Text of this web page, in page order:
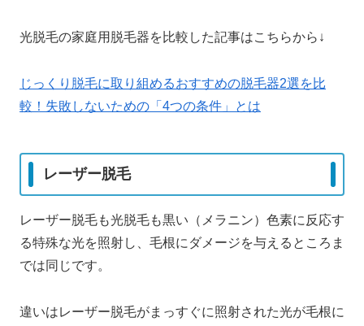
光脱毛の家庭用脱毛器を比較した記事はこちらから↓
じっくり脱毛に取り組めるおすすめの脱毛器2選を比
較！失敗しないための「4つの条件」とは
レーザー脱毛
レーザー脱毛も光脱毛も黒い（メラニン）色素に反応す
る特殊な光を照射し、毛根にダメージを与えるところま
では同じです。
違いはレーザー脱毛がまっすぐに照射された光が毛根に